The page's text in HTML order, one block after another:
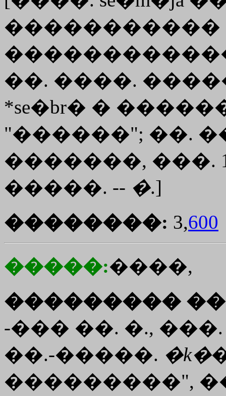
�����������
��. ����.
*se�br� �
"������"; ��.
�������, ���.
�����. -- �.]
��������: 3,600
�����:����,
���������
-��� ��. �.,
��.-�����. �k�
���������",